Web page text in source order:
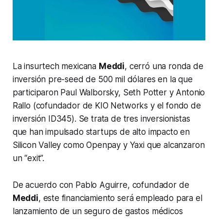
La insurtech mexicana Meddi, cerró una ronda de
inversión pre-seed de 500 mil dólares en la que
participaron Paul Walborsky, Seth Potter y Antonio
Rallo (cofundador de KIO Networks y el fondo de
inversión ID345). Se trata de tres inversionistas
que han impulsado startups de alto impacto en
Silicon Valley como Openpay y Yaxi que alcanzaron
un “exit”.
De acuerdo con Pablo Aguirre, cofundador de
Meddi, este financiamiento será empleado para el
lanzamiento de un seguro de gastos médicos